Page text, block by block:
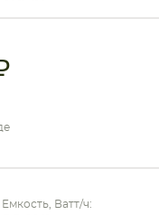
Емкость, Ватт/ч: